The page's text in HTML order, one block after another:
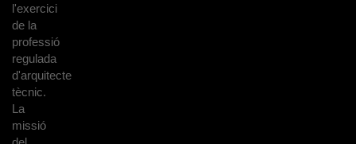
l'exercici
de la
professió
regulada
d'arquitecte
tècnic.
La
missió